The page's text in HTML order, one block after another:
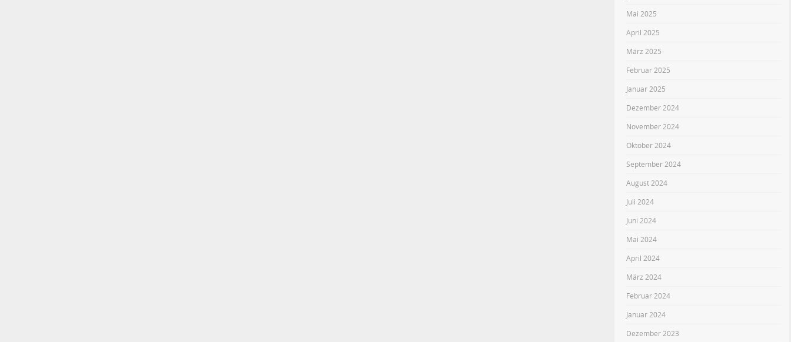
Mai 2025
April 2025
März 2025
Februar 2025
Januar 2025
Dezember 2024
November 2024
Oktober 2024
September 2024
August 2024
Juli 2024
Juni 2024
Mai 2024
April 2024
März 2024
Februar 2024
Januar 2024
Dezember 2023